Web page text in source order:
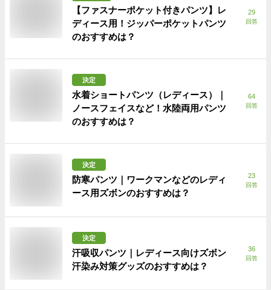
【ファスナーポケット付きパンツ】レ
ディース用！ジッパーポケットパンツ
のおすすめは？
29
回答
決定
水着ショートパンツ（レディース）｜
ノースフェイスなど！水陸両用パンツ
のおすすめは？
64
回答
決定
防寒パンツ｜ワークマンなどのレディ
ース用ズボンのおすすめは？
23
回答
決定
汗吸収パンツ｜レディース向けズボン
汗染み対策グッズのおすすめは？
36
回答